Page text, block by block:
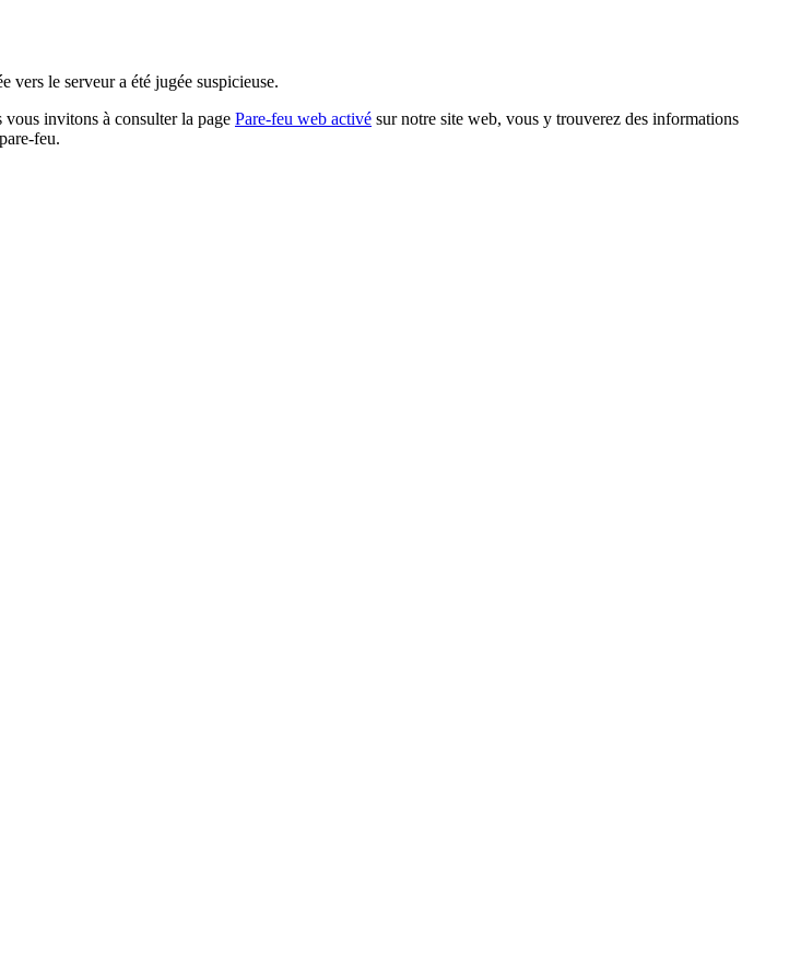
vers le serveur a été jugée suspicieuse.
vous invitons à consulter la page Pare-feu web activé sur notre site web, vous y trouverez des informations
feu.